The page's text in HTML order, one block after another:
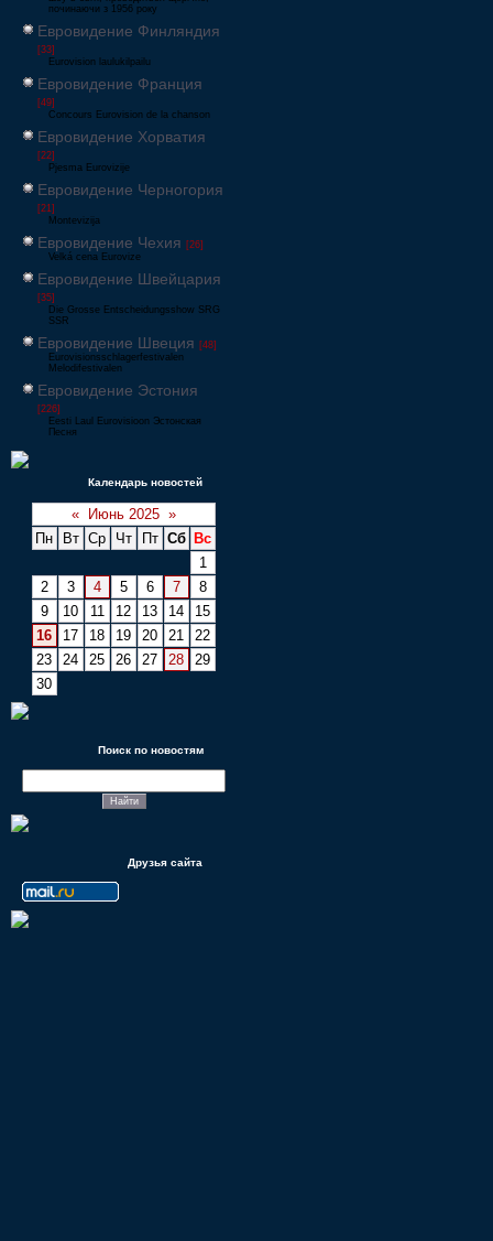
починаючи з 1956 року
Евровидение Финляндия
[33]
Eurovision laulukilpailu
Евровидение Франция
[49]
Concours Eurovision de la chanson
Евровидение Хорватия
[22]
Pjesma Eurovizije
Евровидение Черногория
[21]
Montevizija
Евровидение Чехия [26]
Velká cena Eurovize
Евровидение Швейцария
[35]
Die Grosse Entscheidungsshow SRG
SSR
Евровидение Швеция [48]
Eurovisionsschlagerfestivalen
Melodifestivalen
Евровидение Эстония
[226]
Eesti Laul Eurovisioon Эстонская
Песня
Календарь новостей
« Июнь 2025 »
Пн
Вт Ср Чт Пт Сб
Вс
1
2
3 4 5 6 7
8
9
10 11 12 13 14
15
16
17 18 19 20 21
22
23
24 25 26 27 28
29
30
Поиск по новостям
Друзья сайта